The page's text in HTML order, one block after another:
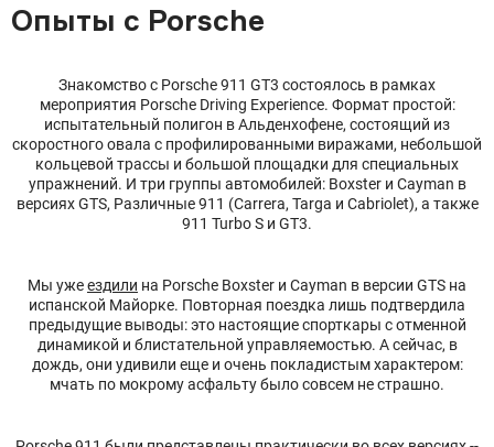
Опыты с Porsche
Знакомство с Porsche 911 GT3 состоялось в рамках
мероприятия Porsche Driving Experience. Формат простой:
испытательный полигон в Альденхофене, состоящий из
скоростного овала с профилированными виражами, небольшой
кольцевой трассы и большой площадки для специальных
упражнений. И три группы автомобилей: Boxster и Cayman в
версиях GTS, Различные 911 (Carrera, Targa и Cabriolet), а также
911 Turbo S и GT3.
Мы ужеездили на Porsche Boxster и Cayman в версии GTS на
испанской Майорке. Повторная поездка лишь подтвердила
предыдущие выводы: это настоящие спорткары с отменной
динамикой и блистательной управляемостью. А сейчас, в
дождь, они удивили еще и очень покладистым характером:
мчать по мокрому асфальту было совсем не страшно.